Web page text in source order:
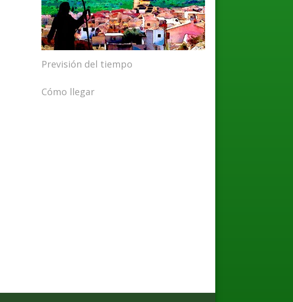
Previsión del tiempo
Cómo llegar